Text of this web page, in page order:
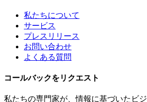
私たちについて
サービス
プレスリリース
お問い合わせ
よくある質問
コールバックをリクエスト
私たちの専門家が、情報に基づいたビ